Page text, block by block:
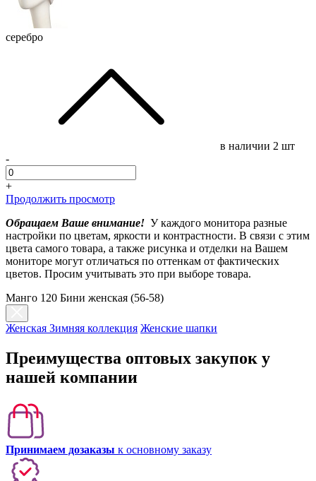
серебро
в наличии 2 шт
-
+
Продолжить просмотр
Обращаем Ваше внимание! У каждого монитора разные
настройки по цветам, яркости и контрастности. В связи с этим
цвета самого товара, а также рисунка и отделки на Вашем
мониторе могут отличаться по оттенкам от фактических
цветов. Просим учитывать это при выборе товара.
Манго 120 Бини женская (56-58)
Женская Зимняя коллекция Женские шапки
Преимущества оптовых закупок у
нашей компании
Принимаем дозаказы к основному заказу